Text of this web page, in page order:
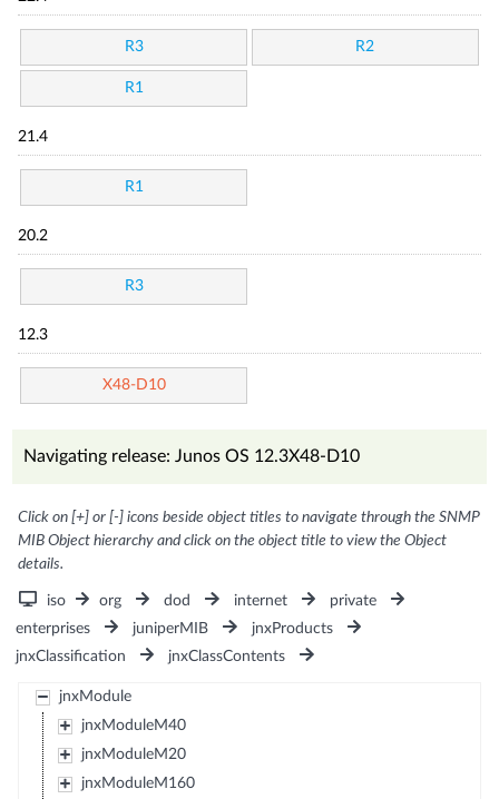
R3 R2
R1
21.4
R1
20.2
R3
12.3
X48-D10
Navigating release: Junos OS 12.3X48-D10
Click on [+] or [-] icons beside object titles to navigate through the SNMP
MIB Object hierarchy and click on the object title to view the Object
details.
iso org dod internet
private
enterprises
juniperMIB
jnxProducts
jnxClassification
jnxClassContents
jnxModule
jnxModuleM40
jnxModuleM20
jnxModuleM160